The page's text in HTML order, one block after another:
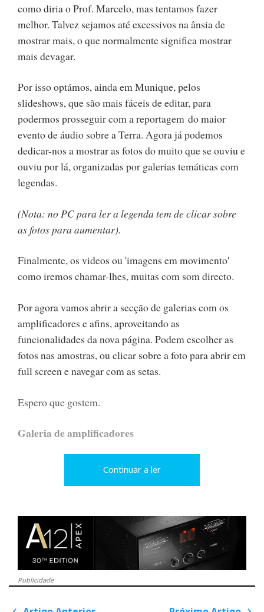
como diria o Prof. Marcelo, mas tentamos fazer
melhor. Talvez sejamos até excessivos na ânsia de
mostrar mais, o que normalmente significa mostrar
mais devagar.
Por isso optámos, ainda em Munique, pelos
slideshows, que são mais fáceis de editar, para
podermos prosseguir com a reportagem do maior
evento de áudio sobre a Terra. Agora já podemos
dedicar-nos a mostrar as fotos do muito que se ouviu e
ouviu por lá, organizadas por galerias temáticas com
legendas.
(Nota: no PC para ler a legenda tem de clicar sobre
as fotos para aumentar).
Finalmente, os videos ou 'imagens em movimento'
como iremos chamar-lhes, muitas com som directo.
Por agora vamos abrir a secção de galerias com os
amplificadores e afins, aproveitando as
funcionalidades da nova página. Podem escolher as
fotos nas amostras, ou clicar sobre a foto para abrir em
full screen e navegar com as setas.
Espero que gostem.
Galeria de amplificadores
Continuar a ler
Publicidade